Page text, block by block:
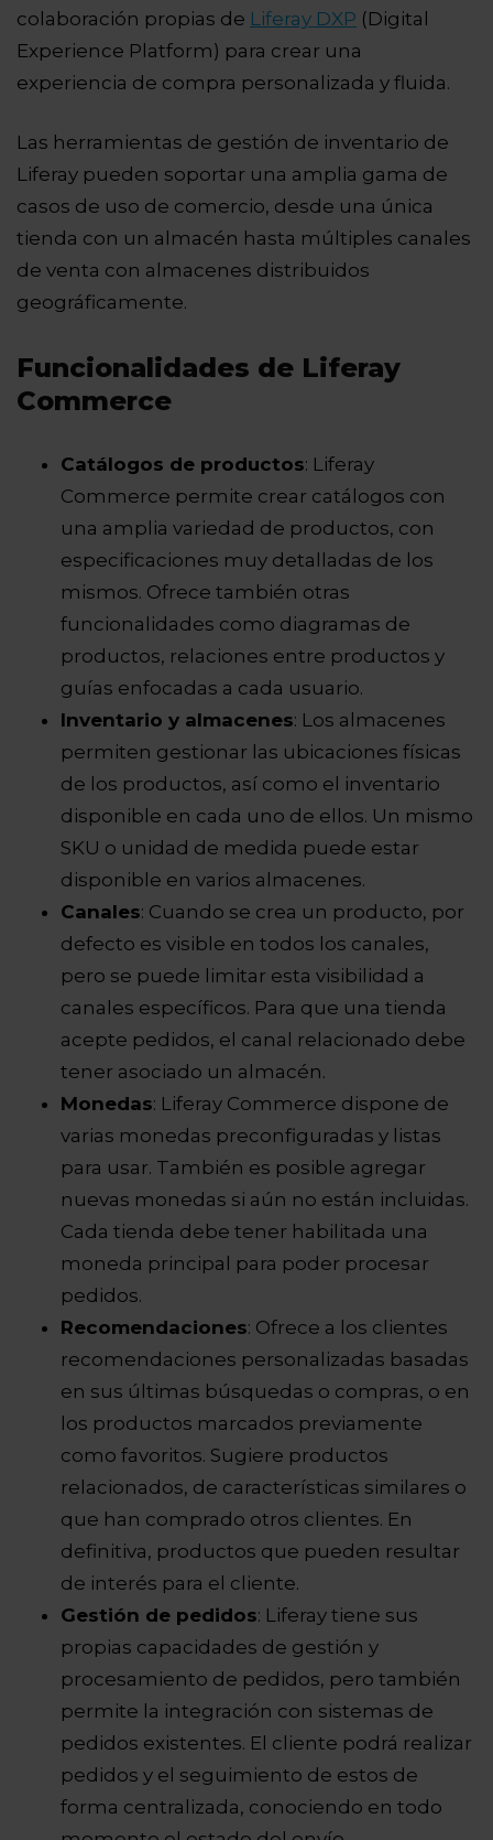
colaboración propias de Liferay DXP (Digital
Experience Platform) para crear una
experiencia de compra personalizada y fluida.
Las herramientas de gestión de inventario de
Liferay pueden soportar una amplia gama de
casos de uso de comercio, desde una única
tienda con un almacén hasta múltiples canales
de venta con almacenes distribuidos
geográficamente.
Funcionalidades de Liferay
Commerce
Catálogos de productos: Liferay
Commerce permite crear catálogos con
una amplia variedad de productos, con
especificaciones muy detalladas de los
mismos. Ofrece también otras
funcionalidades como diagramas de
productos, relaciones entre productos y
guías enfocadas a cada usuario.
Inventario y almacenes: Los almacenes
permiten gestionar las ubicaciones físicas
de los productos, así como el inventario
disponible en cada uno de ellos. Un mismo
SKU o unidad de medida puede estar
disponible en varios almacenes.
Canales: Cuando se crea un producto, por
defecto es visible en todos los canales,
pero se puede limitar esta visibilidad a
canales específicos. Para que una tienda
acepte pedidos, el canal relacionado debe
tener asociado un almacén.
Monedas: Liferay Commerce dispone de
varias monedas preconfiguradas y listas
para usar. También es posible agregar
nuevas monedas si aún no están incluidas.
Cada tienda debe tener habilitada una
moneda principal para poder procesar
pedidos.
Recomendaciones: Ofrece a los clientes
recomendaciones personalizadas basadas
en sus últimas búsquedas o compras, o en
los productos marcados previamente
como favoritos. Sugiere productos
relacionados, de características similares o
que han comprado otros clientes. En
definitiva, productos que pueden resultar
de interés para el cliente.
Gestión de pedidos: Liferay tiene sus
propias capacidades de gestión y
procesamiento de pedidos, pero también
permite la integración con sistemas de
pedidos existentes. El cliente podrá realizar
pedidos y el seguimiento de estos de
forma centralizada, conociendo en todo